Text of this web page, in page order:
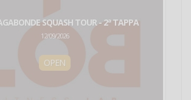
SQUASH TOUR - 2ª TAPPA
12/09/2026
OPEN